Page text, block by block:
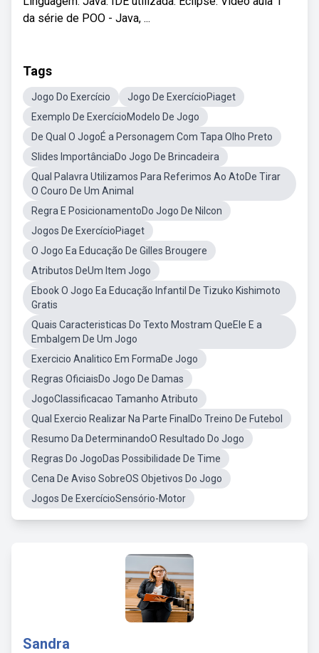
da série de POO - Java, ...
Tags
Jogo Do Exercício
Jogo De ExercícioPiaget
Exemplo De ExercícioModelo De Jogo
De Qual O JogoÉ a Personagem Com Tapa Olho Preto
Slides ImportânciaDo Jogo De Brincadeira
Qual Palavra Utilizamos Para Referimos Ao AtoDe Tirar
O Couro De Um Animal
Regra E PosicionamentoDo Jogo De Nilcon
Jogos De ExercícioPiaget
O Jogo Ea Educação De Gilles Brougere
Atributos DeUm Item Jogo
Ebook O Jogo Ea Educação Infantil De Tizuko Kishimoto
Gratis
Quais Caracteristicas Do Texto Mostram QueEle E a
Embalgem De Um Jogo
Exercicio Analitico Em FormaDe Jogo
Regras OficiaisDo Jogo De Damas
JogoClassificacao Tamanho Atributo
Qual Exercio Realizar Na Parte FinalDo Treino De Futebol
Resumo Da DeterminandoO Resultado Do Jogo
Regras Do JogoDas Possibilidade De Time
Cena De Aviso SobreOS Objetivos Do Jogo
Jogos De ExercícioSensório-Motor
Sandra